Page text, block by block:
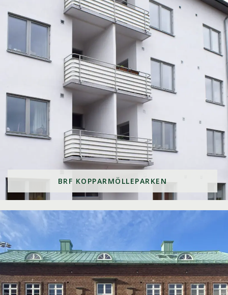
BRF KOPPARMÖLLEPARKEN